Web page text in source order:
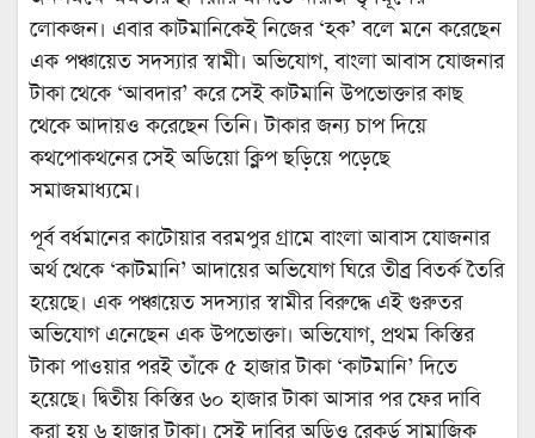
লোকজন। এবার কাটমানিকেই নিজের ‘হক’ বলে মনে করেছেন
এক পঞ্চায়েত সদস্যার স্বামী। অভিযোগ, বাংলা আবাস যোজনার
টাকা থেকে ‘আবদার’ করে সেই কাটমানি উপভোক্তার কাছ
থেকে আদায়ও করেছেন তিনি। টাকার জন্য চাপ দিয়ে
কথপোকথনের সেই অডিয়ো ক্লিপ ছড়িয়ে পড়েছে
সমাজমাধ্যমে।
পূর্ব বর্ধমানের কাটোয়ার বরমপুর গ্রামে বাংলা আবাস যোজনার
অর্থ থেকে ‘কাটমানি’ আদায়ের অভিযোগ ঘিরে তীব্র বিতর্ক তৈরি
হয়েছে। এক পঞ্চায়েত সদস্যার স্বামীর বিরুদ্ধে এই গুরুতর
অভিযোগ এনেছেন এক উপভোক্তা। অভিযোগ, প্রথম কিস্তির
টাকা পাওয়ার পরই তাঁকে ৫ হাজার টাকা ‘কাটমানি’ দিতে
হয়েছে। দ্বিতীয় কিস্তির ৬০ হাজার টাকা আসার পর ফের দাবি
করা হয় ৬ হাজার টাকা। সেই দাবির অডিও রেকর্ড সামাজিক